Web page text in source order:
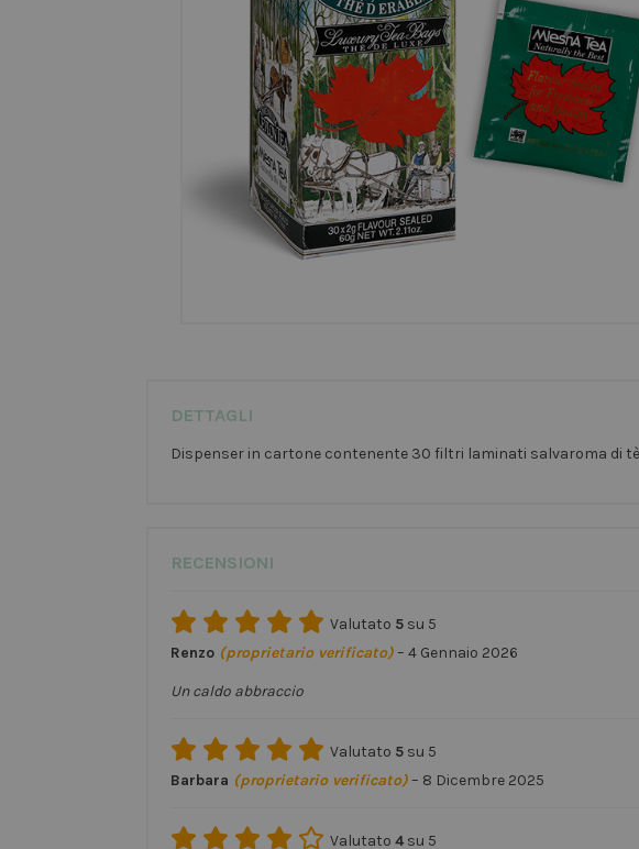
DETTAGLI
Dispenser in cartone contenente 30 filtri laminati salvaroma di
RECENSIONI
Valutato 5su 5
Renzo (proprietario verificato)– 4 Gennaio 2026
Un caldo abbraccio
Valutato 5su 5
Barbara (proprietario verificato)– 8 Dicembre 2025
Valutato 4su 5